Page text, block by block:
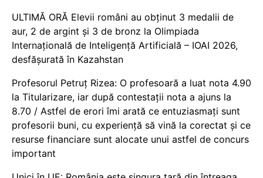
ULTIMĂ ORĂ Elevii români au obținut 3 medalii de
aur, 2 de argint și 3 de bronz la Olimpiada
Internațională de Inteligență Artificială – IOAI 2026,
desfășurată în Kazahstan
Profesorul Petruț Rizea: O profesoară a luat nota 4.90
la Titularizare, iar după contestații nota a ajuns la
8.70 / Astfel de erori îmi arată ce entuziasmați sunt
profesorii buni, cu experiență să vină la corectat și ce
resurse financiare sunt alocate unui astfel de concurs
important